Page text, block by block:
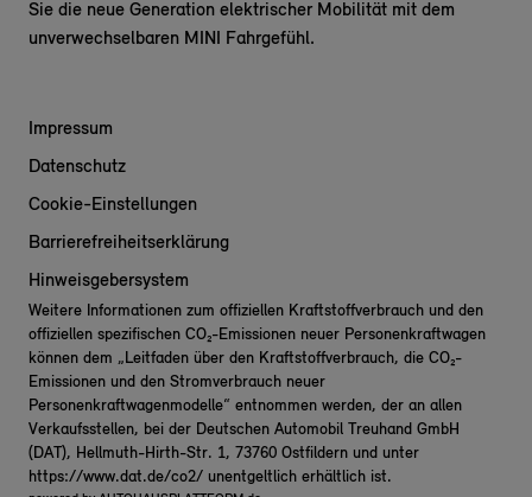
Sie die neue Generation elektrischer Mobilität mit dem
unverwechselbaren MINI Fahrgefühl.
Impressum
Datenschutz
Cookie-Einstellungen
Barrierefreiheitserklärung
Hinweisgebersystem
Weitere Informationen zum offiziellen Kraftstoffverbrauch und den
offiziellen spezifischen CO₂-Emissionen neuer Personenkraftwagen
können dem „Leitfaden über den Kraftstoffverbrauch, die CO₂-
Emissionen und den Stromverbrauch neuer
Personenkraftwagenmodelle“ entnommen werden, der an allen
Verkaufsstellen, bei der Deutschen Automobil Treuhand GmbH
(DAT), Hellmuth-Hirth-Str. 1, 73760 Ostfildern und unter
https://www.dat.de/co2/ unentgeltlich erhältlich ist.